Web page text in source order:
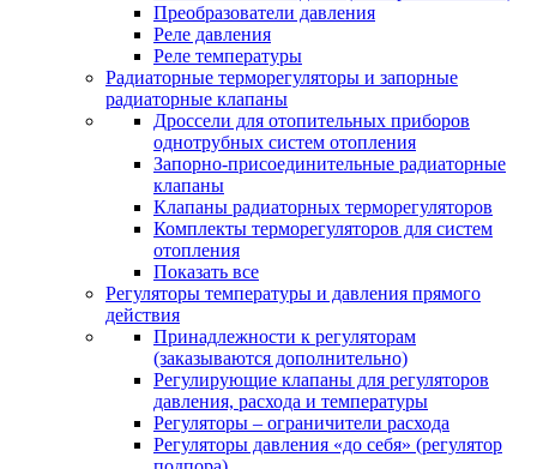
Преобразователи давления
Реле давления
Реле температуры
Радиаторные терморегуляторы и запорные
радиаторные клапаны
Дроссели для отопительных приборов
однотрубных систем отопления
Запорно-присоединительные радиаторные
клапаны
Клапаны радиаторных терморегуляторов
Комплекты терморегуляторов для систем
отопления
Показать все
Регуляторы температуры и давления прямого
действия
Принадлежности к регуляторам
(заказываются дополнительно)
Регулирующие клапаны для регуляторов
давления, расхода и температуры
Регуляторы – ограничители расхода
Регуляторы давления «до себя» (регулятор